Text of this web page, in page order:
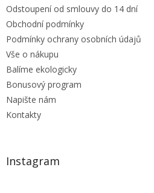
Odstoupení od smlouvy do 14 dní
Obchodní podmínky
Podmínky ochrany osobních údajů
Vše o nákupu
Balíme ekologicky
Bonusový program
Napište nám
Kontakty
Instagram